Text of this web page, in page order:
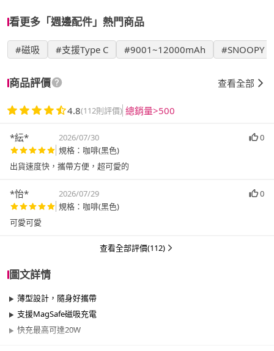
看更多「週邊配件」熱門商品
#磁吸 #支援Type C #9001~12000mAh #SNOOPY
商品評價 查看全部
4.8(112則評價) 總銷量>500
*紜* 2026/07/30
0
規格：咖啡(黑色)
出貨速度快，攜帶方便，超可愛的
*怡* 2026/07/29
0
規格：咖啡(黑色)
查看全部評價(112)
圖文詳情
薄型設計，隨身好攜帶
支援MagSafe磁吸充電
快充最高可達20W